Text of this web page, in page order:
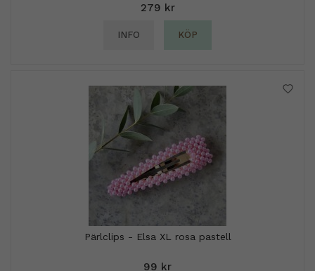
279 kr
INFO KÖP
Pärlclips - Elsa XL rosa pastell
99 kr